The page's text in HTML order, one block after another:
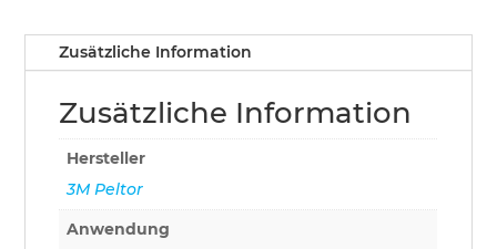
Zusätzliche Information
Zusätzliche Information
Hersteller
3M Peltor
Anwendung